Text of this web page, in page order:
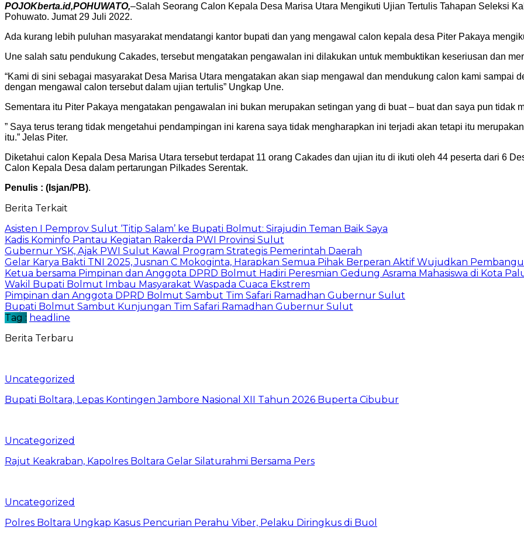
POJOKberta.id,POHUWATO,–Salah Seorang Calon Kepala Desa Marisa Utara Mengikuti Ujian Tertulis Tahapan Seleksi
Pohuwato. Jumat 29 Juli 2022.
Ada kurang lebih puluhan masyarakat mendatangi kantor bupati dan yang mengawal calon kepala desa Piter Pakaya
Une salah satu pendukung Cakades, tersebut mengatakan pengawalan ini dilakukan untuk membuktikan keseriusan dan
“Kami di sini sebagai masyarakat Desa Marisa Utara mengatakan akan siap mengawal dan mendukung calon kami sampai
dengan mengawal calon tersebut dalam ujian tertulis” Ungkap Une.
Sementara itu Piter Pakaya mengatakan pengawalan ini bukan merupakan setingan yang di buat – buat dan saya pun tidak
” Saya terus terang tidak mengetahui pendampingan ini karena saya tidak mengharapkan ini terjadi akan tetapi itu
itu.” Jelas Piter.
Diketahui calon Kepala Desa Marisa Utara tersebut terdapat 11 orang Cakades dan ujian itu di ikuti oleh 44 peserta dari 6
Calon Kepala Desa dalam pertarungan Pilkades Serentak.
Penulis : (Isjan/PB).
Berita Terkait
Asisten I Pemprov Sulut ‘Titip Salam’ ke Bupati Bolmut: Sirajudin Teman Baik Saya
Kadis Kominfo Pantau Kegiatan Rakerda PWI Provinsi Sulut
Gubernur YSK, Ajak PWI Sulut Kawal Program Strategis Pemerintah Daerah
Gelar Karya Bakti TNI 2025, Jusnan C Mokoginta, Harapkan Semua Pihak Berperan Aktif Wujudkan
Ketua bersama Pimpinan dan Anggota DPRD Bolmut Hadiri Peresmian Gedung Asrama Mahasiswa di Kota
Wakil Bupati Bolmut Imbau Masyarakat Waspada Cuaca Ekstrem
Pimpinan dan Anggota DPRD Bolmut Sambut Tim Safari Ramadhan Gubernur Sulut
Bupati Bolmut Sambut Kunjungan Tim Safari Ramadhan Gubernur Sulut
Tag : headline
Berita Terbaru
Uncategorized
Bupati Boltara, Lepas Kontingen Jambore Nasional XII Tahun 2026 Buperta Cibubur
Uncategorized
Rajut Keakraban, Kapolres Boltara Gelar Silaturahmi Bersama Pers
Uncategorized
Polres Boltara Ungkap Kasus Pencurian Perahu Viber, Pelaku Diringkus di Buol